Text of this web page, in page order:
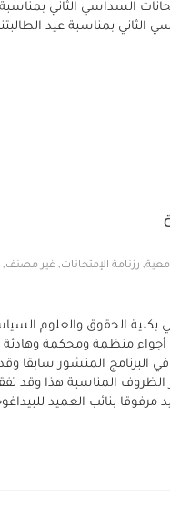
السداسي الثاني
الثاني-بمناسبة-عيد-
, رزنامة الإمتحانات, غير مصنف,
بكلية الحقوق والعلوم
منظمة ومحكمة
البرنامج المنشور سابقا
الظروف المناسبة هذا وقد
مرفوقا بنائب العميد